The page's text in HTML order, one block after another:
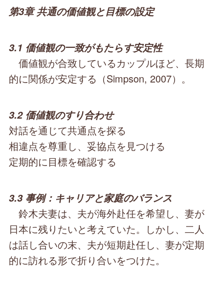
第3章 共通の価値観と目標の設定
3.1 価値観の一致がもたらす安定性
価値観が合致しているカップルほど、長期
的に関係が安定する（Simpson, 2007）。
3.2 価値観のすり合わせ
対話を通じて共通点を探る
相違点を尊重し、妥協点を見つける
定期的に目標を確認する
3.3 事例：キャリアと家庭のバランス
鈴木夫妻は、夫が海外赴任を希望し、妻が
日本に残りたいと考えていた。しかし、二人
は話し合いの末、夫が短期赴任し、妻が定期
的に訪れる形で折り合いをつけた。